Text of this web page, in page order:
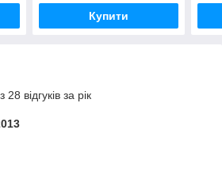
Купити
відгуків за рік